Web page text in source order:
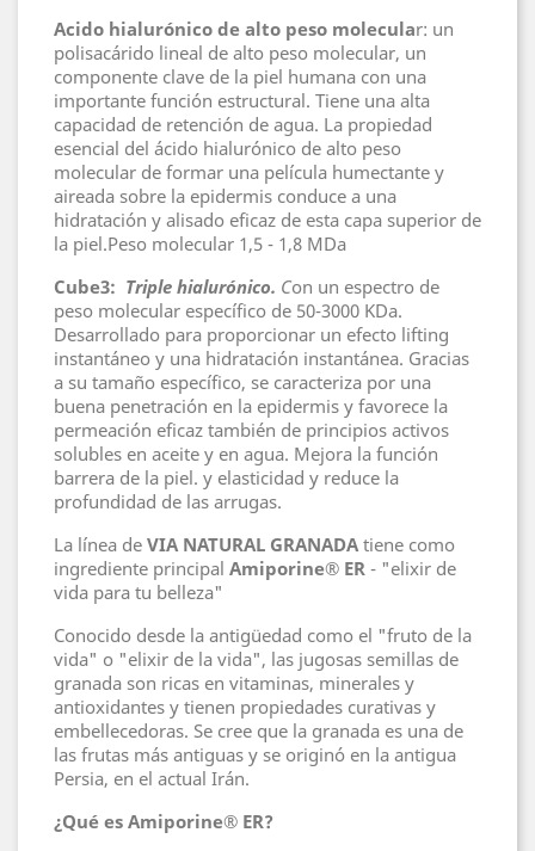
Acido hialurónico de alto peso molecular: un
polisacárido lineal de alto peso molecular, un
componente clave de la piel humana con una
importante función estructural. Tiene una alta
capacidad de retención de agua. La propiedad
esencial del ácido hialurónico de alto peso
molecular de formar una película humectante y
aireada sobre la epidermis conduce a una
hidratación y alisado eficaz de esta capa superior de
la piel.Peso molecular 1,5 - 1,8 MDa
Cube3: Triple hialurónico. Con un espectro de
peso molecular específico de 50-3000 KDa.
Desarrollado para proporcionar un efecto lifting
instantáneo y una hidratación instantánea. Gracias
a su tamaño específico, se caracteriza por una
buena penetración en la epidermis y favorece la
permeación eficaz también de principios activos
solubles en aceite y en agua. Mejora la función
barrera de la piel. y elasticidad y reduce la
profundidad de las arrugas.
La línea de VIA NATURAL GRANADA tiene como
ingrediente principal Amiporine® ER - "elixir de
vida para tu belleza"
Conocido desde la antigüedad como el "fruto de la
vida" o "elixir de la vida", las jugosas semillas de
granada son ricas en vitaminas, minerales y
antioxidantes y tienen propiedades curativas y
embellecedoras. Se cree que la granada es una de
las frutas más antiguas y se originó en la antigua
Persia, en el actual Irán.
¿Qué es Amiporine® ER?